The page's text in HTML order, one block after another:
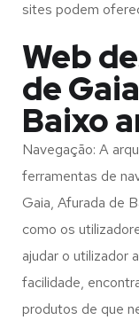
sites podem
Web
de
Baixo
Navegação: A
ferramentas de
Gaia, Afurada de
como os
ajudar o utilizador
facilidade,
produtos de que